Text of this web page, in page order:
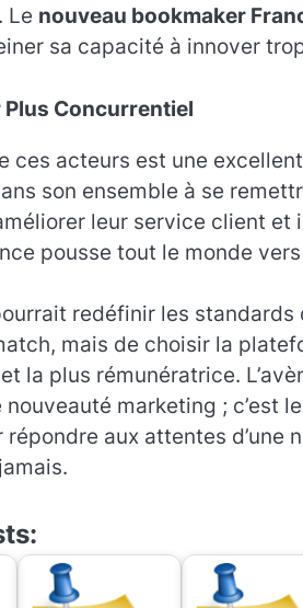
Le nouveau bookmaker
sa capacité à innover
Plus Concurrentiel
ces acteurs est une
son ensemble à se
leur service client
pousse tout le monde vers
redéfinir les standards
mais de choisir la
la plus rémunératrice.
marketing ; c’est
répondre aux attentes